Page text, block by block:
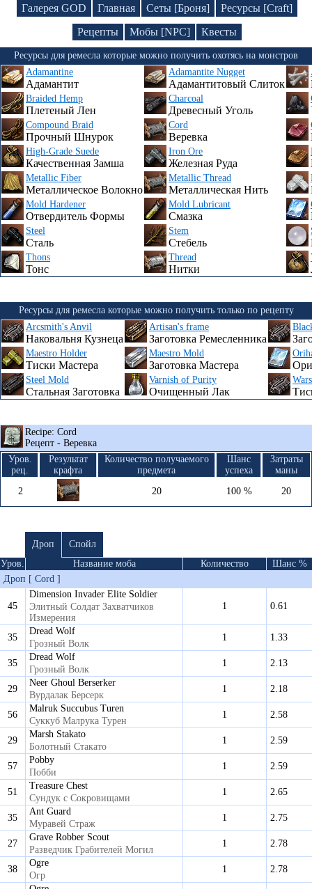
Галерея GOD Главная Сеты [Броня]
Ресурсы [Craft]
Рецепты
Мобы [NPC] Квесты
Ресурсы для ремесла которые можно получить охотясь на монстров
Adamantine
Адамантит
Adamantite Nugget
Адамантитовый Слиток
Braided Hemp
Плетеный Лен
Charcoal
Древесный Уголь
Compound Braid
Прочный Шнурок
Cord
Веревка
High-Grade Suede
Качественная Замша
Iron Ore
Железная Руда
Metallic Fiber
Металлическое Волокно
Metallic Thread
Металлическая Нить
Mold Hardener
Отвердитель Формы
Mold Lubricant
Смазка
Steel
Сталь
Stem
Стебель
Thons
Тонс
Thread
Нитки
Ресурсы для ремесла которые можно получить только по рецепту
Arcsmith's Anvil
Наковальня Кузнеца
Artisan's frame
Заготовка Ремесленника
Maestro Holder
Тиски Мастера
Maestro Mold
Заготовка Мастера
Steel Mold
Стальная Заготовка
Varnish of Purity
Очищенный Лак
Recipe: Cord
Рецепт - Веревка
Уров.
рец.
Результат
крафта
Количество получаемого
предмета
Шанс
успеха
Затраты
маны
2
20 100 % 20
Дроп
Спойл
Уров.
Название моба Количество
Шанс %
Дроп [ Cord ]
45
Dimension Invader Elite Soldier
Элитный Солдат Захватчиков
Измерения
1 0.61
35
Dread Wolf
Грозный Волк
1 1.33
35
Dread Wolf
Грозный Волк
1 2.13
29
Neer Ghoul Berserker
Вурдалак Берсерк
1 2.18
56
Malruk Succubus Turen
Суккуб Малрука Турен
1 2.58
29
Marsh Stakato
Болотный Стакато
1 2.59
57
Pobby
Побби
1 2.59
51
Treasure Chest
Сундук с Сокровищами
1 2.65
35
Ant Guard
Муравей Страж
1 2.75
27
Grave Robber Scout
Разведчик Грабителей Могил
1 2.78
38
Ogre
Огр
1 2.78